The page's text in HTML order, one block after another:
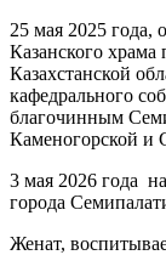
25 мая 2025 года,
Казанского храма
Казахстанской
кафедрального
благочинным
Каменогорской и
3 мая 2026 года
города
Женат,